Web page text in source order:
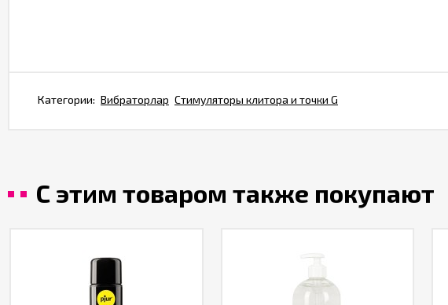
Категории: Вибраторлар Стимуляторы клитора и точки G
С этим товаром также покупают